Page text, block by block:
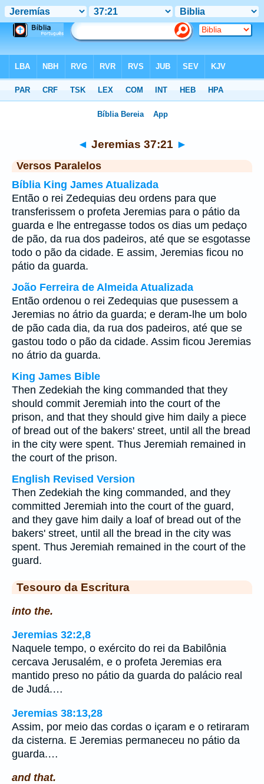
◄ Jeremias 37:21 ►
Versos Paralelos
Bíblia King James Atualizada
Então o rei Zedequias deu ordens para que
transferissem o profeta Jeremias para o pátio da
guarda e lhe entregasse todos os dias um pedaço
de pão, da rua dos padeiros, até que se esgotasse
todo o pão da cidade. E assim, Jeremias ficou no
pátio da guarda.
João Ferreira de Almeida Atualizada
Então ordenou o rei Zedequias que pusessem a
Jeremias no átrio da guarda; e deram-lhe um bolo
de pão cada dia, da rua dos padeiros, até que se
gastou todo o pão da cidade. Assim ficou Jeremias
no átrio da guarda.
King James Bible
Then Zedekiah the king commanded that they
should commit Jeremiah into the court of the
prison, and that they should give him daily a piece
of bread out of the bakers' street, until all the bread
in the city were spent. Thus Jeremiah remained in
the court of the prison.
English Revised Version
Then Zedekiah the king commanded, and they
committed Jeremiah into the court of the guard,
and they gave him daily a loaf of bread out of the
bakers' street, until all the bread in the city was
spent. Thus Jeremiah remained in the court of the
guard.
Tesouro da Escritura
into the.
Jeremias 32:2,8
Naquele tempo, o exército do rei da Babilônia
cercava Jerusalém, e o profeta Jeremias era
mantido preso no pátio da guarda do palácio real
de Judá.…
Jeremias 38:13,28
Assim, por meio das cordas o içaram e o retiraram
da cisterna. E Jeremias permaneceu no pátio da
guarda.…
and that.